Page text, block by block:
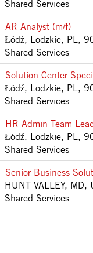
Shared Services
AR Analyst (m/f)
Łódź, Lodzkie, PL,
Shared Services
Solution Center
Łódź, Lodzkie, PL,
Shared Services
HR Admin Team
Łódź, Lodzkie, PL,
Shared Services
Senior Business
HUNT VALLEY,
Shared Services